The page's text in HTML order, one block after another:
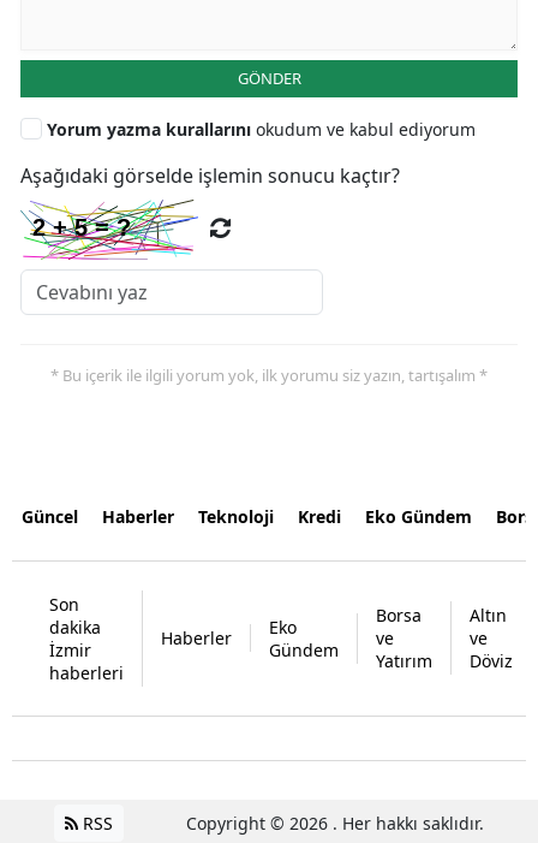
GÖNDER
Yorum yazma kurallarını okudum ve kabul ediyorum
Aşağıdaki görselde işlemin sonucu kaçtır?
* Bu içerik ile ilgili yorum yok, ilk yorumu siz yazın, tartışalım *
Güncel Haberler Teknoloji Kredi Eko Gündem
Son
dakika
İzmir
haberleri
Haberler
Eko
Gündem
Borsa
ve
Yatırım
Altın
ve
Döviz
RSS Copyright © 2026 . Her hakkı saklıdır.